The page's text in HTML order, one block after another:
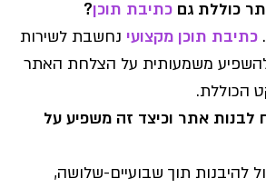
כוללת גם כתיבת תוכן?
כתיבת תוכן מקצועי נחשבת לשירות
להשפיע משמעותית על הצלחת האתר
הכוללת.
לבנות אתר וכיצד זה משפיע על
להיבנות תוך שבועיים-שלושה,